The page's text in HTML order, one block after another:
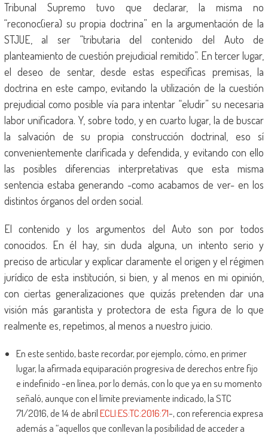
Tribunal Supremo tuvo que declarar, la misma no
“reconoc(iera) su propia doctrina” en la argumentación de la
STJUE, al ser “tributaria del contenido del Auto de
planteamiento de cuestión prejudicial remitido”. En tercer lugar,
el deseo de sentar, desde estas específicas premisas, la
doctrina en este campo, evitando la utilización de la cuestión
prejudicial como posible vía para intentar “eludir” su necesaria
labor unificadora. Y, sobre todo, y en cuarto lugar, la de buscar
la salvación de su propia construcción doctrinal, eso sí
convenientemente clarificada y defendida, y evitando con ello
las posibles diferencias interpretativas que esta misma
sentencia estaba generando -como acabamos de ver- en los
distintos órganos del orden social.
El contenido y los argumentos del Auto son por todos
conocidos. En él hay, sin duda alguna, un intento serio y
preciso de articular y explicar claramente el origen y el régimen
jurídico de esta institución, si bien, y al menos en mi opinión,
con ciertas generalizaciones que quizás pretenden dar una
visión más garantista y protectora de esta figura de lo que
realmente es, repetimos, al menos a nuestro juicio.
En este sentido, baste recordar, por ejemplo, cómo, en primer
lugar, la afirmada equiparación progresiva de derechos entre fijo
e indefinido -en línea, por lo demás, con lo que ya en su momento
señaló, aunque con el límite previamente indicado, la STC
71/2016, de 14 de abrilECLI:ES:TC:2016:71-, con referencia expresa
además a “aquellos que conllevan la posibilidad de acceder a